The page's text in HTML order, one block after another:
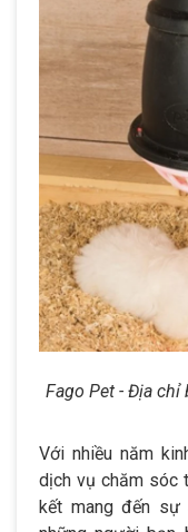
Fago Pet - Địa
Với nhiều năm
dịch vụ chăm sóc
kết mang đến sự